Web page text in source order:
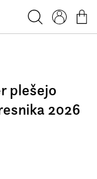
plešejo
2026